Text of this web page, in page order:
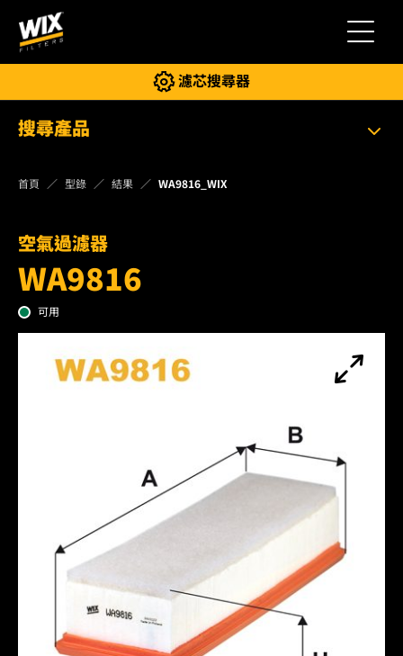
切換導航
濾芯搜尋器
搜尋產品
首頁 型錄 結果 WA9816_WIX
空氣過濾器
WA9816
可用